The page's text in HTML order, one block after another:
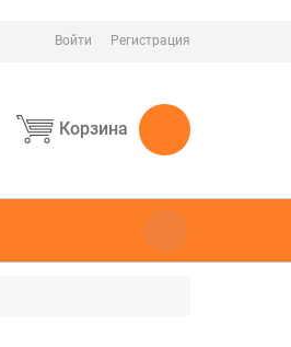
Войти Регистрация
Корзина